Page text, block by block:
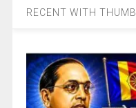
RECENT WITH THUMB